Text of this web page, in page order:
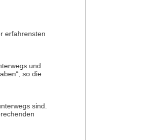
erfahrensten
und
so die
sind.